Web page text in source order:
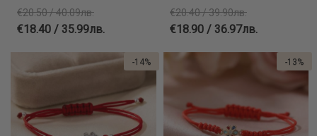
€20.50 / 40.09лв.
€18.40 / 35.99лв.
€20.40 / 39.90лв.
€18.90 / 36.97лв.
-14% -13%